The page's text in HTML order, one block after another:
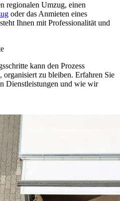
regionalen Umzug, einen
oder das Anmieten eines
Ihnen mit Professionalität und
kann den Prozess
organisiert zu bleiben. Erfahren Sie
Dienstleistungen und wie wir